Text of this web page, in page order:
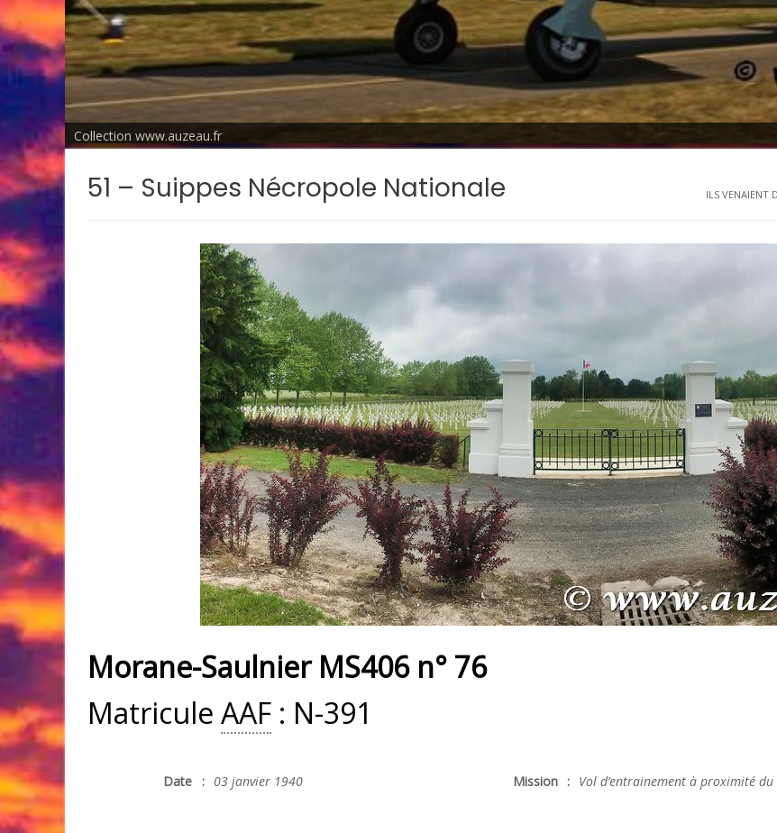
Collection www.auzeau.fr
51 – Suippes Nécropole Nationale ILS VENAIENT
Morane-Saulnier MS406 n° 76
Matricule AAF : N-391
Date : 03 janvier 1940 Mission : Vol d’entrainement à proximité